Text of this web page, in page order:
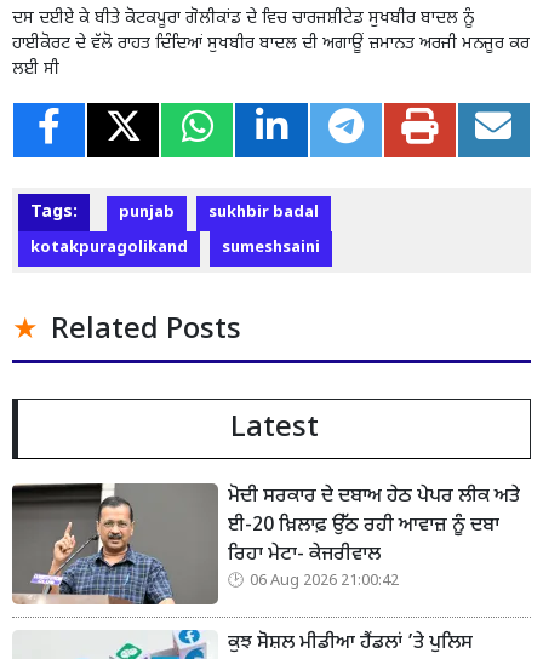
ਦਸ ਦਈਏ ਕੇ ਬੀਤੇ ਕੋਟਕਪੂਰਾ ਗੋਲੀਕਾਂਡ ਦੇ ਵਿਚ ਚਾਰਜਸ਼ੀਟੇਡ ਸੁਖਬੀਰ ਬਾਦਲ ਨੂੰ
ਹਾਈਕੋਰਟ ਦੇ ਵੱਲੋ ਰਾਹਤ ਦਿੰਦਿਆਂ ਸੁਖਬੀਰ ਬਾਦਲ ਦੀ ਅਗਾਊਂ ਜ਼ਮਾਨਤ ਅਰਜੀ ਮਨਜੂਰ ਕਰ
ਲਈ ਸੀ
Tags: punjab
sukhbir badal
kotakpuragolikand
sumeshsaini
Related Posts
Latest
ਮੋਦੀ ਸਰਕਾਰ ਦੇ ਦਬਾਅ ਹੇਠ ਪੇਪਰ ਲੀਕ ਅਤੇ
ਈ-20 ਖ਼ਿਲਾਫ਼ ਉੱਠ ਰਹੀ ਆਵਾਜ਼ ਨੂੰ ਦਬਾ
ਰਿਹਾ ਮੇਟਾ- ਕੇਜਰੀਵਾਲ
06 Aug 2026 21:00:42
ਕੁਝ ਸੋਸ਼ਲ ਮੀਡੀਆ ਹੈਂਡਲਾਂ ’ਤੇ ਪੁਲਿਸ